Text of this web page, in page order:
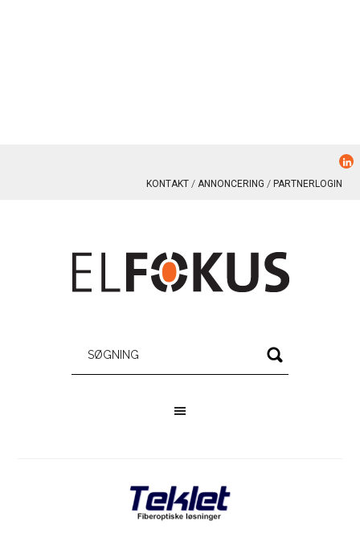
KONTAKT ANNONCERING PARTNERLOGIN